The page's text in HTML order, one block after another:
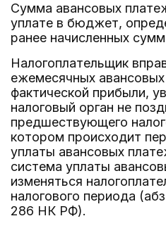
Сумма авансовых
уплате в бюджет,
ранее начисленных
Налогоплательщик
ежемесячных
фактической прибыли,
налоговый орган не
предшествующего
котором происходит
уплаты авансовых
система уплаты
изменяться
налогового периода
286 НК РФ).